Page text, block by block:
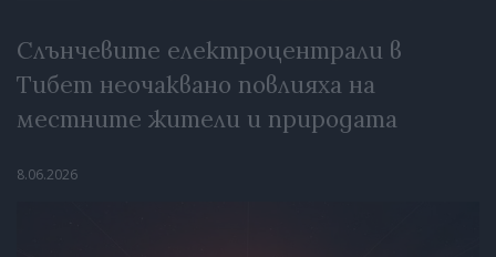
Слънчевите електроцентрали в
Тибет неочаквано повлияха на
местните жители и природата
8.06.2026